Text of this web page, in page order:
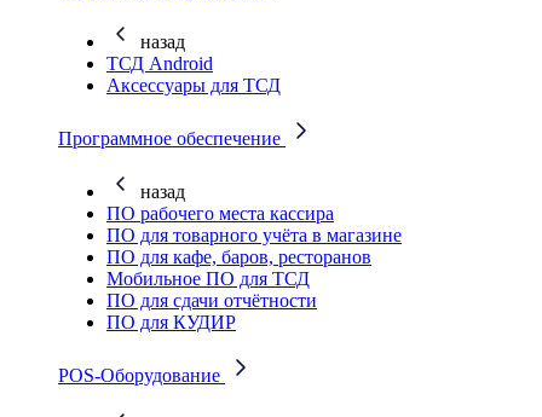
назад
ТСД Android
Аксессуары для ТСД
Программное обеспечение
назад
ПО рабочего места кассира
ПО для товарного учёта в магазине
ПО для кафе, баров, ресторанов
Мобильное ПО для ТСД
ПО для сдачи отчётности
ПО для КУДИР
POS-Оборудование